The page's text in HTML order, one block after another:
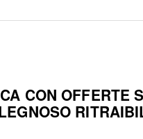
CON OFFERTE